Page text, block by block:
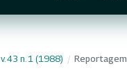
v. 43 n. 1 (1988) / Reportagem